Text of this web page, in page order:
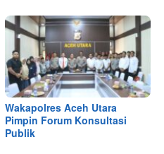
Wakapolres Aceh Utara
Pimpin Forum Konsultasi
Publik